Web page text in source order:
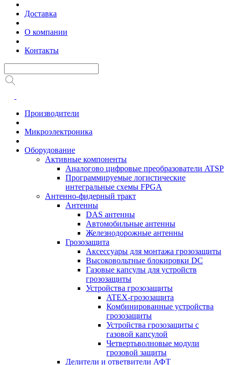
Доставка
О компании
Контакты
Производители
Микроэлектроника
Оборудование
Активные компоненты
Аналогово цифровые преобразователи ATSP
Программируемые логистические
интегральные схемы FPGA
Антенно-фидерный тракт
Антенны
DAS антенны
Автомобильные антенны
Железнодорожные антенны
Грозозащита
Аксессуары для монтажа грозозащиты
Высоковольтные блокировки DC
Газовые капсулы для устройств
грозозащиты
Устройства грозозащиты
ATEX-грозозащита
Комбинированные устройства
грозозащиты
Устройства грозозащиты с
газовой капсулой
Четвертьволновые модули
грозовой защиты
Делители и ответвители АФТ